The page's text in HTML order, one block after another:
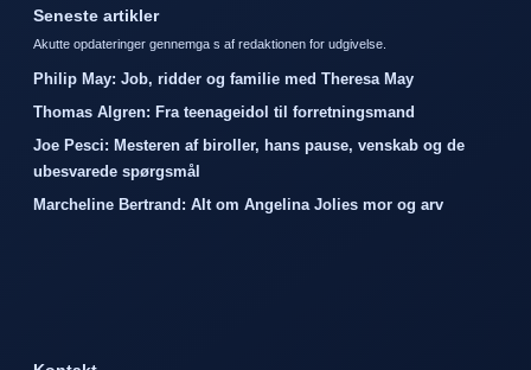
Seneste artikler
Akutte opdateringer gennemga s af redaktionen for udgivelse.
Philip May: Job, ridder og familie med Theresa May
Thomas Algren: Fra teenageidol til forretningsmand
Joe Pesci: Mesteren af biroller, hans pause, venskab og de
ubesvarede spørgsmål
Marcheline Bertrand: Alt om Angelina Jolies mor og arv